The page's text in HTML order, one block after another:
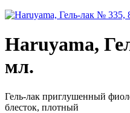
Haruyama,
мл.
Гель-лак приглушенный
блесток, плотный